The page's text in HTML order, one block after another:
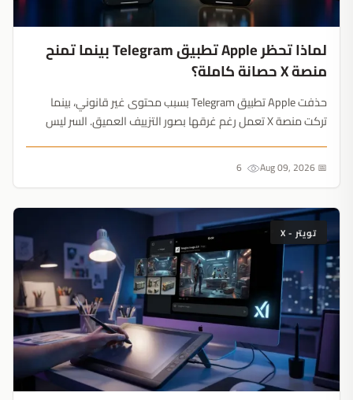
لماذا تحظر Apple تطبيق Telegram بينما تمنح
منصة X حصانة كاملة؟
حذفت Apple تطبيق Telegram بسبب محتوى غير قانوني، بينما
تركت منصة X تعمل رغم غرقها بصور التزييف العميق. السر ليس
📅 Aug 09, 2026
تويتر - X